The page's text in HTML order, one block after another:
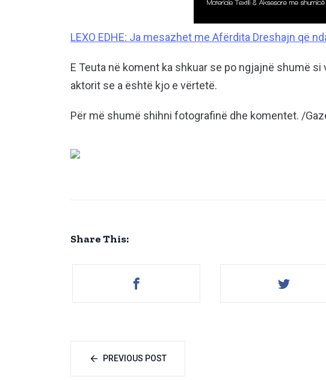
LEXO EDHE: Ja mesazhet me Afërdita Dreshajn që
E Teuta në koment ka shkuar se po ngjajnë shumë si
aktorit se a është kjo e vërtetë.
Për më shumë shihni fotografinë dhe komentet. /
Share This:
PREVIOUS POST